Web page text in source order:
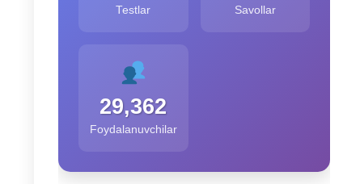
Testlar Savollar
29,362
Foydalanuvchilar